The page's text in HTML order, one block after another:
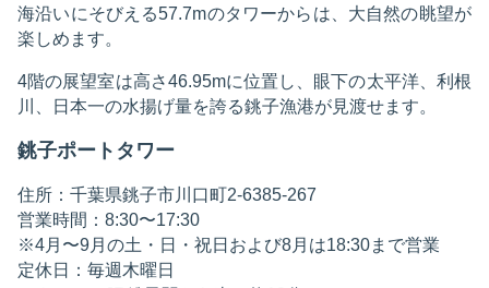
海沿いにそびえる57.7mのタワーからは、大自然の眺望が
楽しめます。
4階の展望室は高さ46.95mに位置し、眼下の太平洋、利根
川、日本一の水揚げ量を誇る銚子漁港が見渡せます。
銚子ポートタワー
住所：千葉県銚子市川口町2-6385-267
営業時間：8:30〜17:30
※4月〜9月の土・日・祝日および8月は18:30まで営業
定休日：毎週木曜日